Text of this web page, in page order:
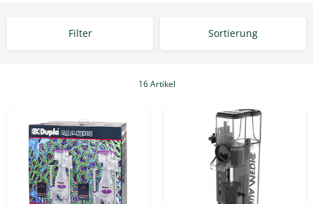
Filter Sortierung
16 Artikel